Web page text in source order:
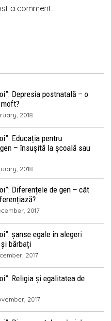
a comment.
Depresia postnatală – o
2018
Educația pentru
– însușită la școală sau
2018
Diferențele de gen – cât
2017
șanse egale în alegeri
bărbați
2017
Religia și egalitatea de
2017